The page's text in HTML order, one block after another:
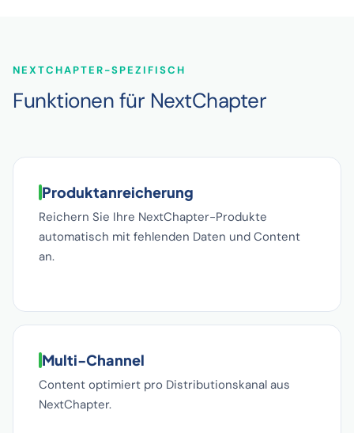
NEXTCHAPTER-SPEZIFISCH
Funktionen für NextChapter
Produktanreicherung
Reichern Sie Ihre NextChapter-Produkte
automatisch mit fehlenden Daten und Content
an.
Multi-Channel
Content optimiert pro Distributionskanal aus
NextChapter.